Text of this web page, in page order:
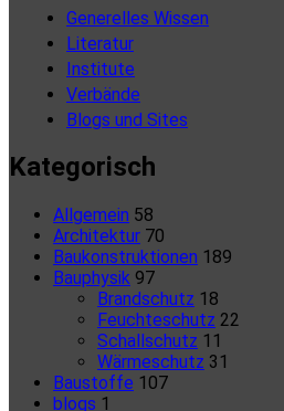
Generelles Wissen
Literatur
Institute
Verbände
Blogs und Sites
Kategorisch
Allgemein 58
Architektur 70
Baukonstruktionen 189
Bauphysik 97
Brandschutz 18
Feuchteschutz 22
Schallschutz 11
Wärmeschutz 31
Baustoffe 107
blogs 1